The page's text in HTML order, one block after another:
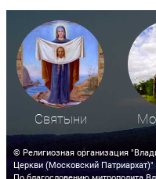
Святыни
© Религиозная организация
Церкви (Московский Патриархат)"